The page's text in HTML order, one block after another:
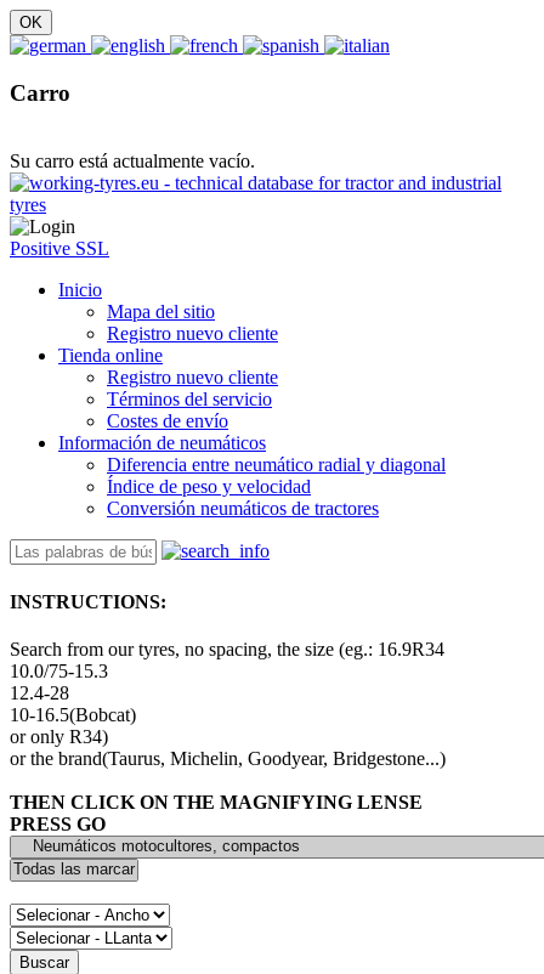
Carro
Su carro está actualmente vacío.
Positive SSL
Inicio
Mapa del sitio
Registro nuevo cliente
Tienda online
Registro nuevo cliente
Términos del servicio
Costes de envío
Información de neumáticos
Diferencia entre neumático radial y diagonal
Índice de peso y velocidad
Conversión neumáticos de tractores
INSTRUCTIONS:
Search from our tyres, no spacing, the size (eg.: 16.9R34
10.0/75-15.3
12.4-28
10-16.5(Bobcat)
or only R34)
or the brand(Taurus, Michelin, Goodyear, Bridgestone...)
THEN CLICK ON THE MAGNIFYING LENSE
PRESS GO